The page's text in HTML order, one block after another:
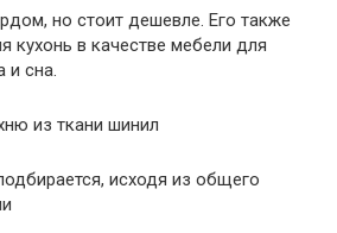
но стоит дешевле. Его также
кухонь в качестве мебели для
сна.
из ткани шинил
исходя из общего